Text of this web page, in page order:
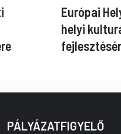
Európai
helyi
PÁLYÁZATFIGYELŐ